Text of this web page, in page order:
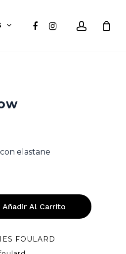
facebook
instagramaccount
Close
Cart
elastane
Añadir Al Carrito
FOULARD